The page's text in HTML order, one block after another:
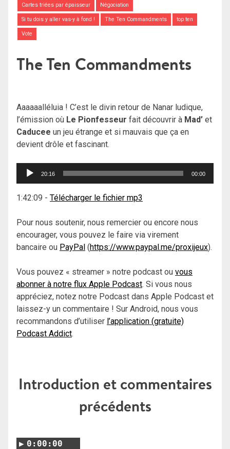
Cartes triées par épaisseur Négociation
Si tu dois y aller vas-y à fond ! The Ten Commandments top ten
Vote
The Ten Commandments
Aaaaaalléluia ! C’est le divin retour de Nanar ludique,
l’émission où Le Pionfesseur fait découvrir à Mad’ et
Caducee un jeu étrange et si mauvais que ça en
devient drôle et fascinant.
Lecteur
20:16 00:00
1:42:09 - Télécharger le fichier mp3
Pour nous soutenir, nous remercier ou encore nous
encourager, vous pouvez le faire via virement
bancaire ou PayPal (https://www.paypal.me/proxijeux).
Vous pouvez « streamer » notre podcast ou vous
abonner à notre flux Apple Podcast. Si vous nous
appréciez, notez notre Podcast dans Apple Podcast et
laissez-y un commentaire ! Sur Android, nous vous
recommandons d’utiliser l’application (gratuite)
Podcast Addict.
Introduction et commentaires
précédents
0:00:00